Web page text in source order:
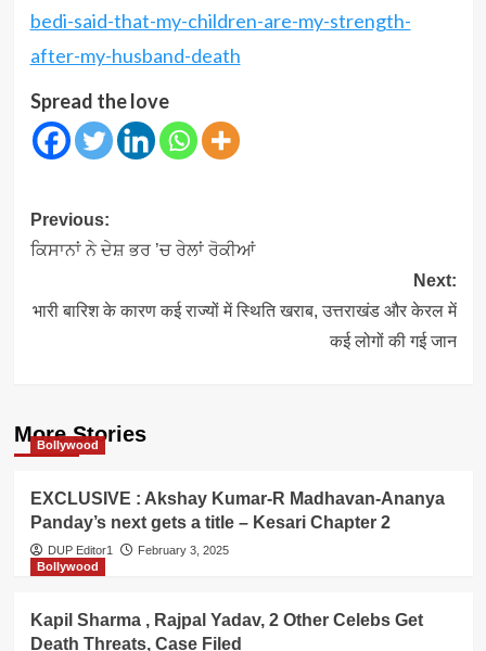
bedi-said-that-my-children-are-my-strength-
after-my-husband-death
Spread the love
Post
navigation
Previous:
ਕਿਸਾਨਾਂ ਨੇ ਦੇਸ਼ ਭਰ ’ਚ ਰੇਲਾਂ ਰੋਕੀਆਂ
Next:
भारी बारिश के कारण कई राज्यों में स्थिति खराब, उत्तराखंड और केरल में
कई लोगों की गई जान
More Stories
Bollywood
EXCLUSIVE : Akshay Kumar-R Madhavan-Ananya
Panday’s next gets a title – Kesari Chapter 2
DUP Editor1
February 3, 2025
Bollywood
Kapil Sharma , Rajpal Yadav, 2 Other Celebs Get
Death Threats, Case Filed